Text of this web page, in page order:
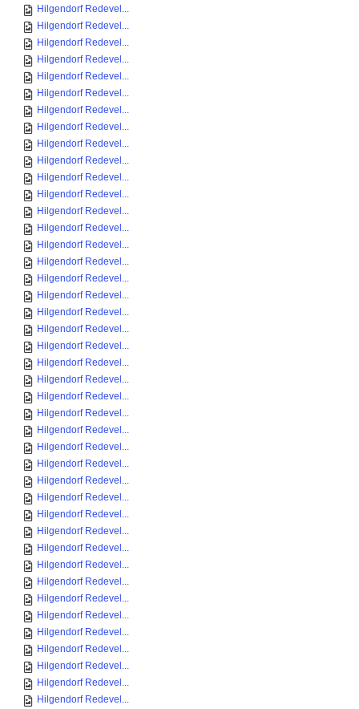
Hilgendorf Redevel...
Hilgendorf Redevel...
Hilgendorf Redevel...
Hilgendorf Redevel...
Hilgendorf Redevel...
Hilgendorf Redevel...
Hilgendorf Redevel...
Hilgendorf Redevel...
Hilgendorf Redevel...
Hilgendorf Redevel...
Hilgendorf Redevel...
Hilgendorf Redevel...
Hilgendorf Redevel...
Hilgendorf Redevel...
Hilgendorf Redevel...
Hilgendorf Redevel...
Hilgendorf Redevel...
Hilgendorf Redevel...
Hilgendorf Redevel...
Hilgendorf Redevel...
Hilgendorf Redevel...
Hilgendorf Redevel...
Hilgendorf Redevel...
Hilgendorf Redevel...
Hilgendorf Redevel...
Hilgendorf Redevel...
Hilgendorf Redevel...
Hilgendorf Redevel...
Hilgendorf Redevel...
Hilgendorf Redevel...
Hilgendorf Redevel...
Hilgendorf Redevel...
Hilgendorf Redevel...
Hilgendorf Redevel...
Hilgendorf Redevel...
Hilgendorf Redevel...
Hilgendorf Redevel...
Hilgendorf Redevel...
Hilgendorf Redevel...
Hilgendorf Redevel...
Hilgendorf Redevel...
Hilgendorf Redevel...